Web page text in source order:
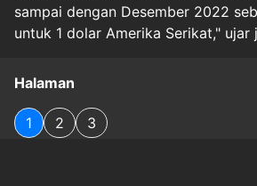
sampai dengan Desember 2022
untuk 1 dolar Amerika Serikat," ujar
Halaman
1 2 3